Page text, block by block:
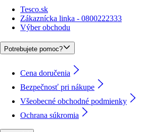
Tesco.sk
Zákaznícka linka - 0800222333
Výber obchodu
Potrebujete pomoc?
Cena doručenia
Bezpečnosť pri nákupe
Všeobecné obchodné podmienky
Ochrana súkromia